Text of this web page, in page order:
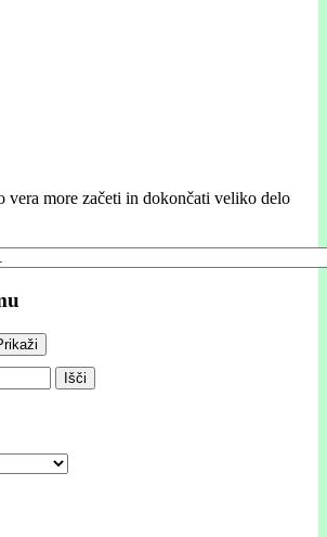
vera more začeti in dokončati veliko delo